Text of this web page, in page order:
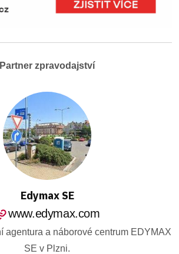
Partner zpravodajství
Edymax SE
www.edymax.com
agentura a náborové centrum EDYMAX
SE v Plzni.